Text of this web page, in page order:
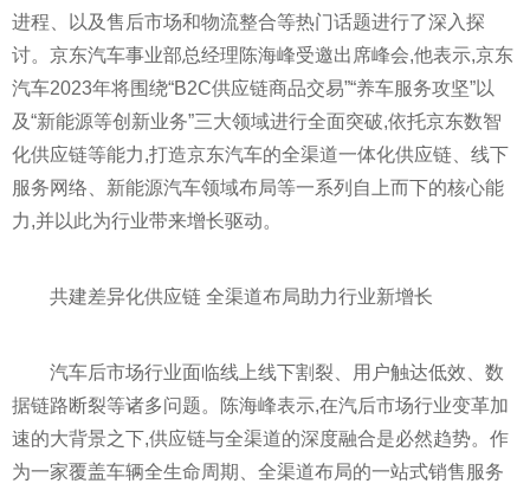
进程、以及售后市场和物流整合等热门话题进行了深入探
讨。京东汽车事业部总经理陈海峰受邀出席峰会,他表示,京东
汽车2023年将围绕“B2C供应链商品交易”“养车服务攻坚”以
及“新能源等创新业务”三大领域进行全面突破,依托京东数智
化供应链等能力,打造京东汽车的全渠道一体化供应链、线下
服务网络、新能源汽车领域布局等一系列自上而下的核心能
力,并以此为行业带来增长驱动。
共建差异化供应链 全渠道布局助力行业新增长
汽车后市场行业面临线上线下割裂、用户触达低效、数
据链路断裂等诸多问题。陈海峰表示,在汽后市场行业变革加
速的大背景之下,供应链与全渠道的深度融合是必然趋势。作
为一家覆盖车辆全生命周期、全渠道布局的一站式销售服务